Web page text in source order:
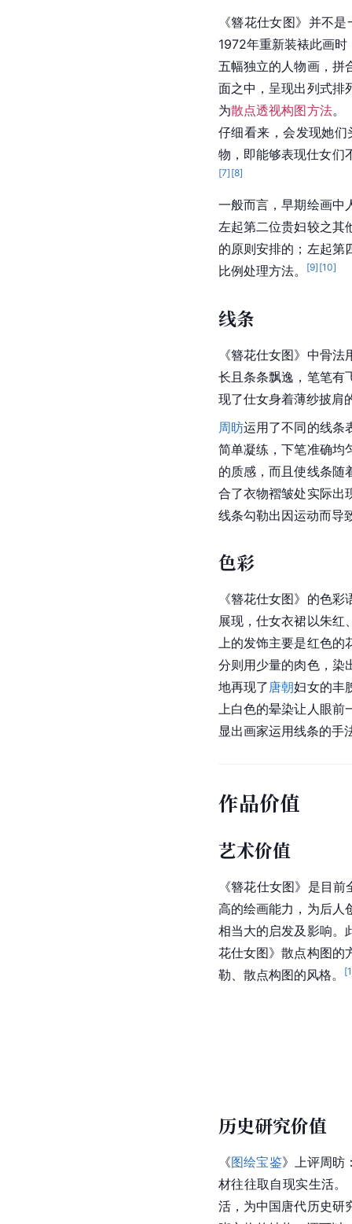
《簪花仕女图》并不
1972年重新装裱此画
五幅独立的人物画，拼
面之中，呈现出列式排
为散点透视构图方法。
仔细看来，会发现她
物，即能够表现仕女们
[7] [8]
一般而言，早期绘画中
左起第二位贵妇较之其
的原则安排的；左起第
比例处理方法。
[9] [10]
线条
《簪花仕女图》中骨
长且条条飘逸，笔笔有
现了仕女身着薄纱披肩
周昉运用了不同的线条
简单凝练，下笔准确均
的质感，而且使线条随
合了衣物褶皱处实际出
线条勾勒出因运动而导
色彩
《簪花仕女图》的色
展现，仕女衣裙以朱红
上的发饰主要是红色
分则用少量的肉色，染
地再现了 唐朝妇女的丰
上白色的晕染让人眼前
显出画家运用线条的手
作品价值
艺术价值
《簪花仕女图》是目
高的绘画能力，为后人
相当大的启发及影响。
花仕女图》散点构图的
勒、散点构图的风格。
[
历史研究价值
《图绘宝鉴》上评周昉
材往往取自现实生活
活，为中国唐代历史研